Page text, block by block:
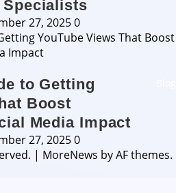
27, 20250
to Getting
Boost
Media Impact
27, 20250
| MoreNews by AF themes.